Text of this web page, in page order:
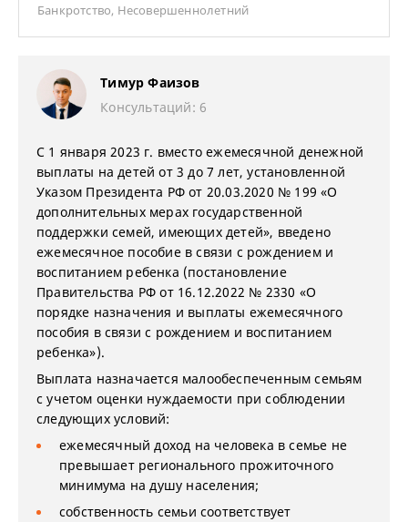
Банкротство, Несовершеннолетний
Тимур Фаизов
Консультаций: 6
С 1 января 2023 г. вместо ежемесячной денежной
выплаты на детей от 3 до 7 лет, установленной
Указом Президента РФ от 20.03.2020 № 199 «О
дополнительных мерах государственной
поддержки семей, имеющих детей», введено
ежемесячное пособие в связи с рождением и
воспитанием ребенка (постановление
Правительства РФ от 16.12.2022 № 2330 «О
порядке назначения и выплаты ежемесячного
пособия в связи с рождением и воспитанием
ребенка»).
Выплата назначается малообеспеченным семьям
с учетом оценки нуждаемости при соблюдении
следующих условий:
ежемесячный доход на человека в семье не
превышает регионального прожиточного
минимума на душу населения;
собственность семьи соответствует